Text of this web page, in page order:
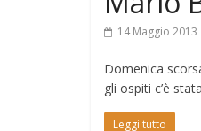
14 Maggio 2013
Domenica
gli ospiti c’è stata
Leggi tutto